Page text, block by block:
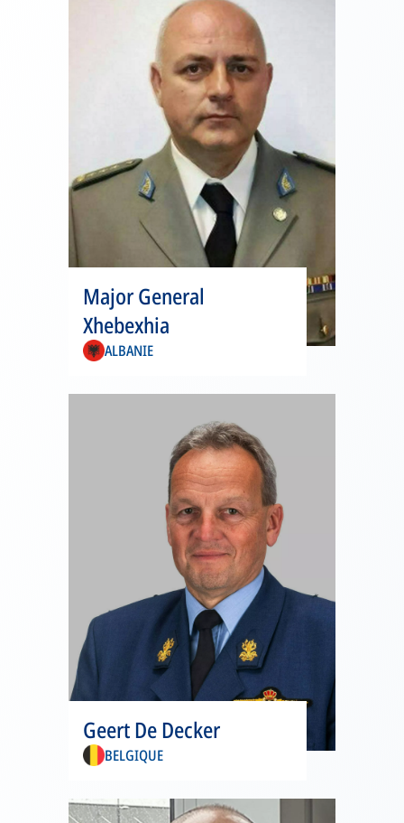
Major General
Xhebexhia
ALBANIE
Geert De Deckers’ouvre
nouvel
BELGIQUE